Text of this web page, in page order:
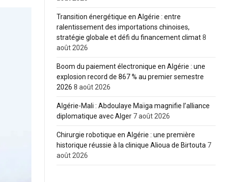
Transition énergétique en Algérie : entre
ralentissement des importations chinoises,
stratégie globale et défi du financement climat8
août 2026
Boom du paiement électronique en Algérie : une
explosion record de 867 % au premier semestre
2026 8 août 2026
Algérie-Mali : Abdoulaye Maïga magnifie l’alliance
diplomatique avec Alger 7 août 2026
Chirurgie robotique en Algérie : une première
historique réussie à la clinique Alioua de Birtouta 7
août 2026